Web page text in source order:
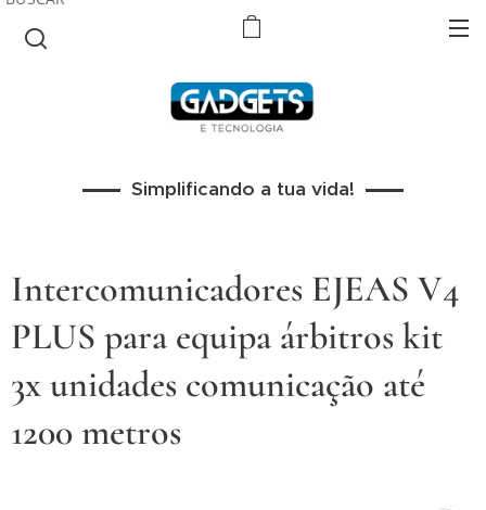
Simplificando a tua vida!
Intercomunicadores EJEAS V4
PLUS para equipa árbitros kit
3x unidades comunicação até
1200 metros